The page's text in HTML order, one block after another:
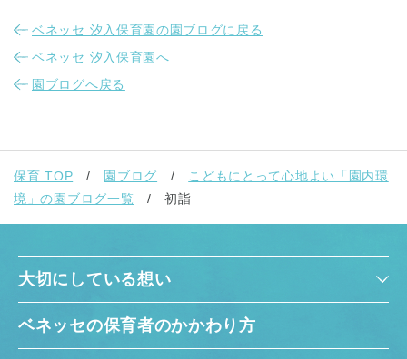
ベネッセ 汐入保育園の園ブログに戻る
ベネッセ 汐入保育園へ
園ブログへ戻る
保育 TOP 園ブログ
こどもにとって心地よい「園内環
境」の園ブログ一覧
初詣
大切にしている想い
ベネッセの保育者のかかわり方